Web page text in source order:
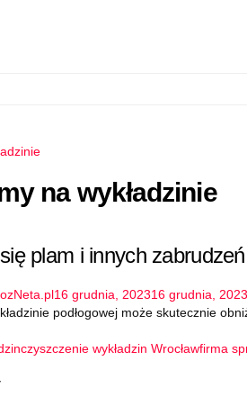
na wykładzinie
plam i innych zabrudzeń
16 grudnia, 202316 grudnia, 2023
podłogowej może skutecznie
czyszczenie wykładzin Wrocławfirma